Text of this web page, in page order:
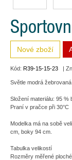
Nové zboží
Kód: R39-15-15-23 |
Světle modrá
Složení materiálu: 95 %
Praní v pračce při 30°C
Modelka má na sobě
cm, boky 94 cm.
Tabulka velikostí
Rozměry měřené